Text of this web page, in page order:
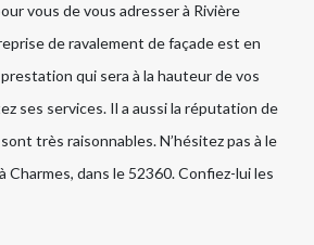
vous de vous adresser à Rivière
de ravalement de façade est en
qui sera à la hauteur de vos
ses services. Il a aussi la réputation de
très raisonnables. N’hésitez pas à le
dans le 52360. Confiez-lui les